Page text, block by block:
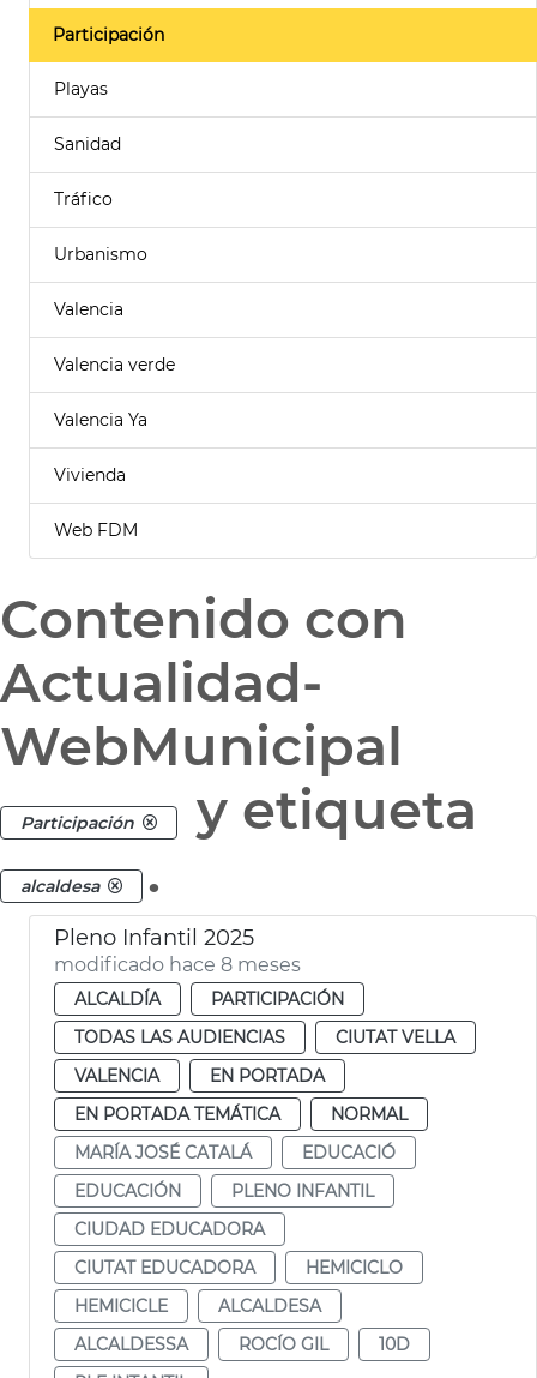
Participación
Playas
Sanidad
Tráfico
Urbanismo
Valencia
Valencia verde
Valencia Ya
Vivienda
Web FDM
Contenido con
Actualidad-
WebMunicipal
Participación y etiqueta
alcaldesa .
Pleno Infantil 2025
modificado hace 8 meses
ALCALDÍA
PARTICIPACIÓN
TODAS LAS AUDIENCIAS
CIUTAT VELLA
VALENCIA
EN PORTADA
EN PORTADA TEMÁTICA
NORMAL
MARÍA JOSÉ CATALÁ
EDUCACIÓ
EDUCACIÓN
PLENO INFANTIL
CIUDAD EDUCADORA
CIUTAT EDUCADORA
HEMICICLO
HEMICICLE
ALCALDESA
ALCALDESSA
ROCÍO GIL
10D